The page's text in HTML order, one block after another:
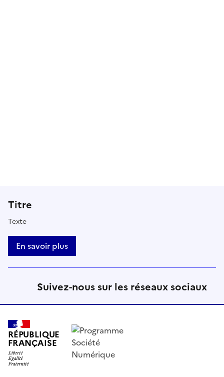
Titre
Texte
En savoir plus
Suivez-nous sur les réseaux sociaux
RÉPUBLIQUE
FRANÇAISE